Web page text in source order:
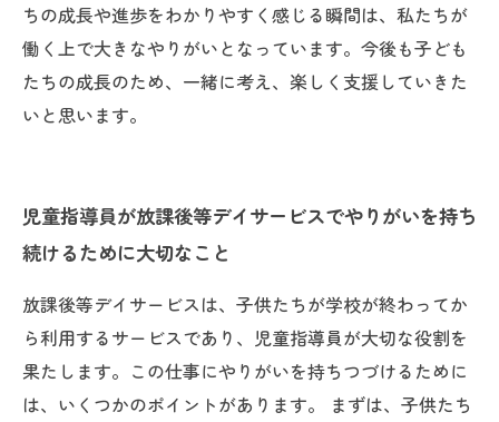
ちの成長や進歩をわかりやすく感じる瞬間は、私たちが
働く上で大きなやりがいとなっています。今後も子ども
たちの成長のため、一緒に考え、楽しく支援していきた
いと思います。
児童指導員が放課後等デイサービスでやりがいを持ち
続けるために大切なこと
放課後等デイサービスは、子供たちが学校が終わってか
ら利用するサービスであり、児童指導員が大切な役割を
果たします。この仕事にやりがいを持ちつづけるために
は、いくつかのポイントがあります。 まずは、子供たち